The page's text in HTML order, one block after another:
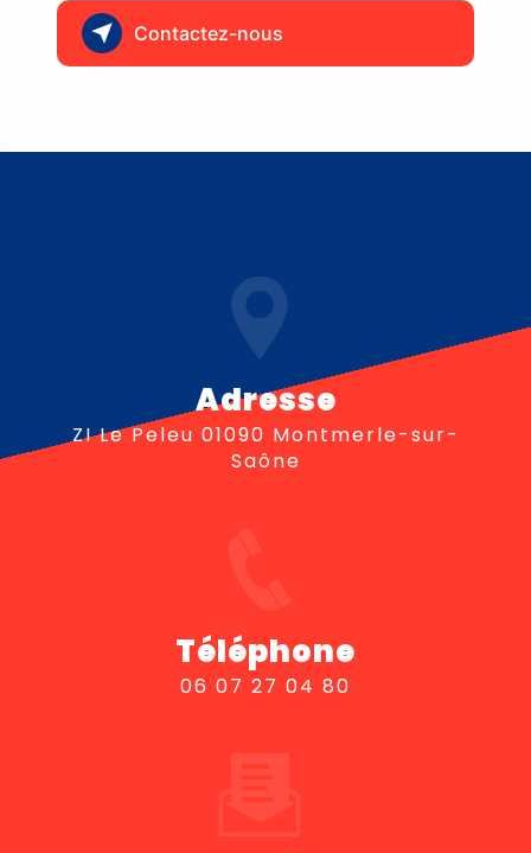
Contactez-nous
Adresse
ZI Le Peleu 01090 Montmerle-sur-
Saône
Téléphone
06 07 27 04 80